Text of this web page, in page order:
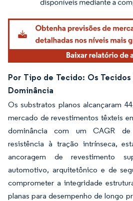
Por Tipo de Tecido: Os Tecidos
Dominância
Os substratos planos alcançaram
mercado de revestimentos têxteis
dominância com um CAGR de
resistência à tração intrínseca,
ancoragem de revestimento
automotivo, arquitetônico e de
comprometer a integridade
planas para desempenho de longo